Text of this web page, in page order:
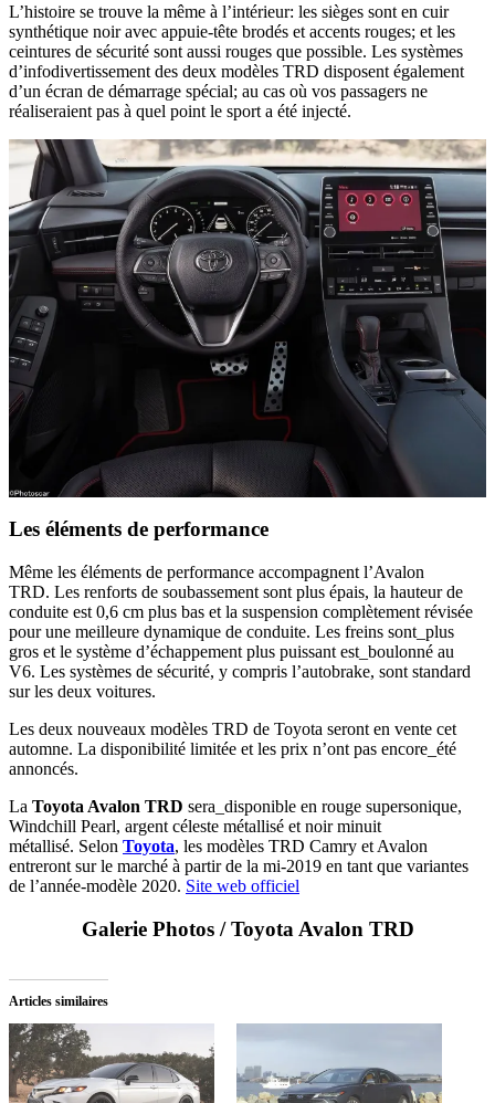
L’histoire se trouve la même à l’intérieur: les sièges sont en cuir
synthétique noir avec appuie-tête brodés et accents rouges; et les
ceintures de sécurité sont aussi rouges que possible. Les systèmes
d’infodivertissement des deux modèles TRD disposent également
d’un écran de démarrage spécial; au cas où vos passagers ne
réaliseraient pas à quel point le sport a été injecté.
Les éléments de performance
Même les éléments de performance accompagnent l’Avalon
TRD. Les renforts de soubassement sont plus épais, la hauteur de
conduite est 0,6 cm plus bas et la suspension complètement révisée
pour une meilleure dynamique de conduite. Les freins sont_plus
gros et le système d’échappement plus puissant est_boulonné au
V6. Les systèmes de sécurité, y compris l’autobrake, sont standard
sur les deux voitures.
Les deux nouveaux modèles TRD de Toyota seront en vente cet
automne. La disponibilité limitée et les prix n’ont pas encore_été
annoncés.
La Toyota Avalon TRD sera_disponible en rouge supersonique,
Windchill Pearl, argent céleste métallisé et noir minuit
métallisé. Selon Toyota, les modèles TRD Camry et Avalon
entreront sur le marché à partir de la mi-2019 en tant que variantes
de l’année-modèle 2020. Site web officiel
Galerie Photos/ Toyota Avalon TRD
Articles similaires